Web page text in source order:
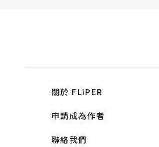
關於 FLiPER
申請成為作者
聯絡我們